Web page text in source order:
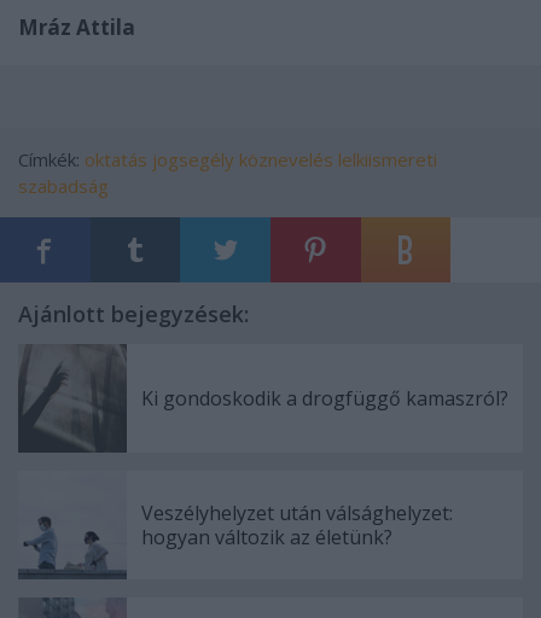
Mráz Attila
Címkék: oktatás jogsegély köznevelés lelkiismereti
szabadság
Ajánlott bejegyzések:
Ki gondoskodik a drogfüggő kamaszról?
Veszélyhelyzet után válsághelyzet:
hogyan változik az életünk?